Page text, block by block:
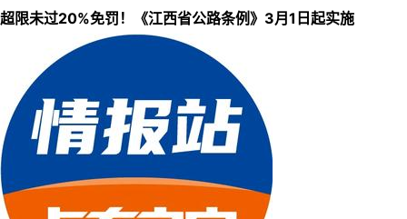
超限未过20%免罚！《江西省公路条例》3月1日起实施